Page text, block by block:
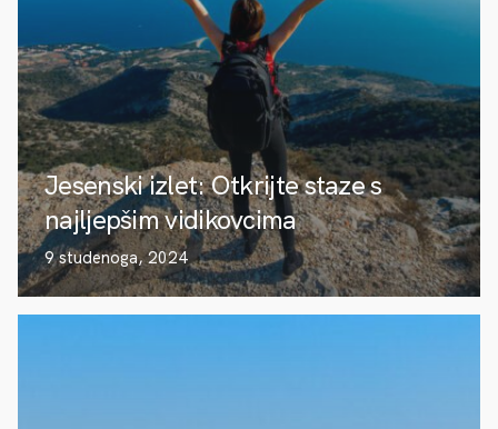
Jesenski izlet: Otkrijte staze s
najljepšim vidikovcima
9 studenoga, 2024